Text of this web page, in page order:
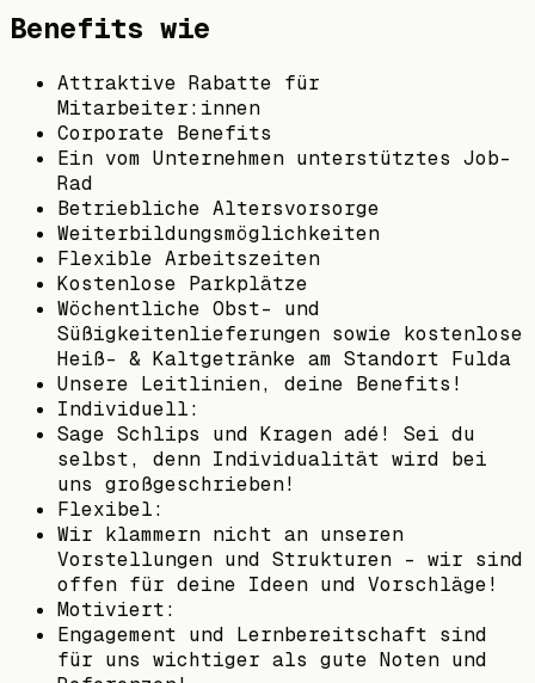
Benefits wie
Attraktive Rabatte für
Mitarbeiter:innen
Corporate Benefits
Ein vom Unternehmen unterstütztes Job-
Rad
Betriebliche Altersvorsorge
Weiterbildungsmöglichkeiten
Flexible Arbeitszeiten
Kostenlose Parkplätze
Wöchentliche Obst- und
Süßigkeitenlieferungen sowie kostenlose
Heiß- & Kaltgetränke am Standort Fulda
Unsere Leitlinien, deine Benefits!
Individuell:
Sage Schlips und Kragen adé! Sei du
selbst, denn Individualität wird bei
uns großgeschrieben!
Flexibel:
Wir klammern nicht an unseren
Vorstellungen und Strukturen - wir sind
offen für deine Ideen und Vorschläge!
Motiviert:
Engagement und Lernbereitschaft sind
für uns wichtiger als gute Noten und